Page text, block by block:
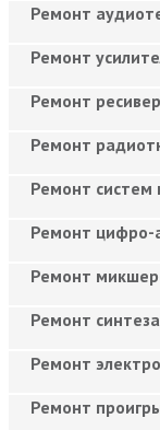
Ремонт
Ремонт
Ремонт
Ремонт
Ремонт систем
Ремонт цифро-
Ремонт
Ремонт
Ремонт
Ремонт